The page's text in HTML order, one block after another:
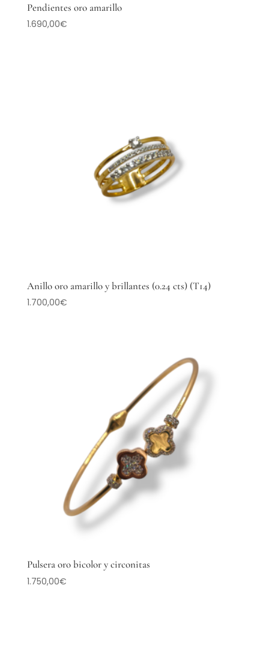
Pendientes oro amarillo
1.690,00€
Anillo oro amarillo y brillantes (0.24 cts) (T14)
1.700,00€
Pulsera oro bicolor y circonitas
1.750,00€